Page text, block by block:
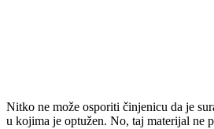
Nitko ne može osporiti činjenicu da je
u kojima je optužen. No, taj materijal ne